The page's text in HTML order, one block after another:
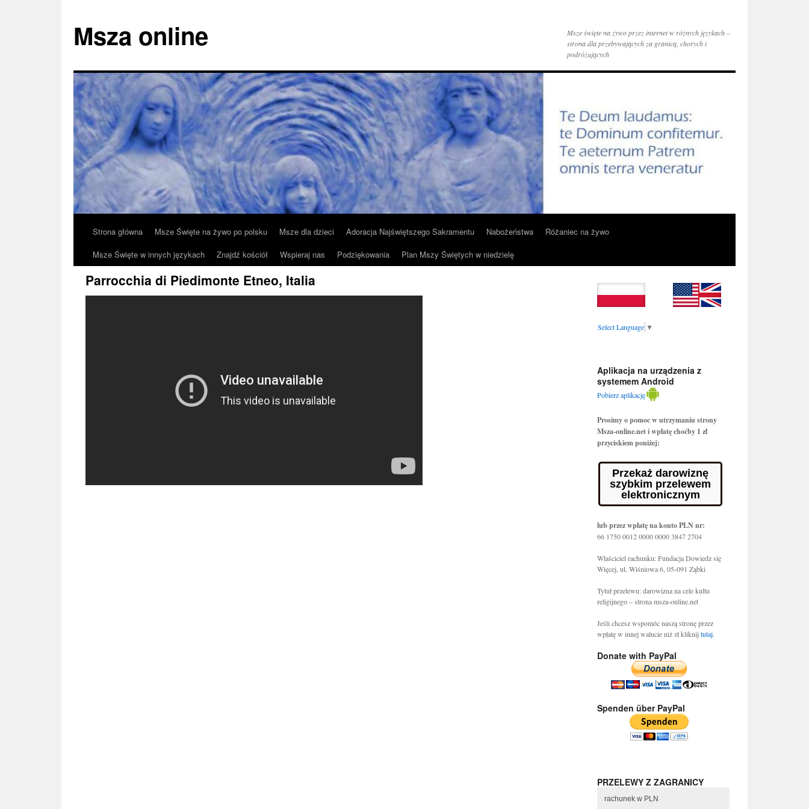
Msza online
Msze święte na żywo przez internet w różnych językach –
strona dla przebywających za granicą, chorych i
podróżujących
Strona główna Msze Święte na żywo po polsku Msze dla dzieci Adoracja Najświętszego Sakramentu Nabożeństwa
Różaniec na żywo
Msze Święte w innych językach
Znajdź kościół Wspieraj nas Podziękowania Plan Mszy Świętych w niedzielę
Parrocchia di Piedimonte Etneo, Italia
Select Language ▼
Aplikacja na urządzenia z
systemem Android
Pobierz aplikację
Prosimy o pomoc w utrzymaniu strony
Msza-online.net i wpłatę choćby 1 zł
przyciskiem poniżej:
Przekaż darowiznę
szybkim przelewem
elektronicznym
lub przez wpłatę na konto PLN nr:
66 1750 0012 0000 0000 3847 2704
Właściciel rachunku: Fundacja Dowiedz się
Więcej, ul. Wiśniowa 6, 05-091 Ząbki
Tytuł przelewu: darowizna na cele kultu
religijnego – strona msza-online.net
Jeśli chcesz wspomóc naszą stronę przez
wpłatę w innej walucie niż zł kliknijtutaj.
Donate with PayPal
Spenden über PayPal
PRZELEWY Z ZAGRANICY
rachunek w PLN